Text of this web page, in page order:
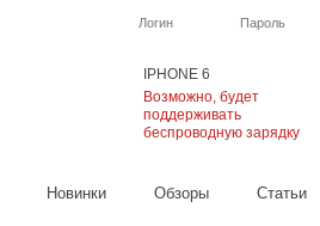
IPHONE 6
Возможно, будет
поддерживать
беспроводную зарядку
Логин Пароль
Новинки Обзоры Cтатьи